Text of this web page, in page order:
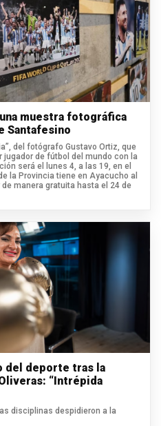
muestra fotográfica
Santafesino
del fotógrafo Gustavo Ortiz, que
de fútbol del mundo con la
será el lunes 4, a las 19, en el
la Provincia tiene en Ayacucho al
manera gratuita hasta el 24 de
del deporte tras la
“Intrépida
disciplinas despidieron a la